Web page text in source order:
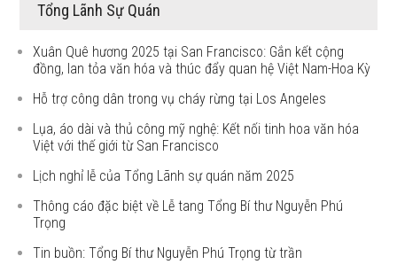
Tổng Lãnh Sự Quán
Xuân Quê hương 2025 tại San Francisco: Gắn kết cộng
đồng, lan tỏa văn hóa và thúc đẩy quan hệ Việt Nam-Hoa Kỳ
Hỗ trợ công dân trong vụ cháy rừng tại Los Angeles
Lụa, áo dài và thủ công mỹ nghệ: Kết nối tinh hoa văn hóa
Việt với thế giới từ San Francisco
Lịch nghỉ lễ của Tổng Lãnh sự quán năm 2025
Thông cáo đặc biệt về Lễ tang Tổng Bí thư Nguyễn Phú
Trọng
Tin buồn: Tổng Bí thư Nguyễn Phú Trọng từ trần